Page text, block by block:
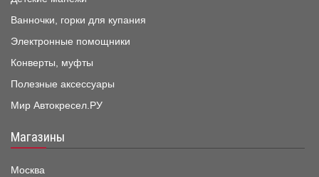
Ванночки, горки для купания
Электронные помощники
Конверты, муфты
Полезные аксессуары
Мир Автокресел.РУ
Магазины
Москва